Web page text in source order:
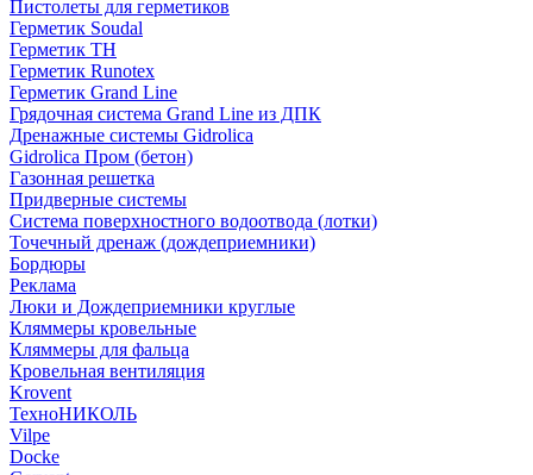
Пистолеты для герметиков
Герметик Soudal
Герметик ТН
Герметик Runotex
Герметик Grand Line
Грядочная система Grand Line из ДПК
Дренажные системы Gidrolica
Gidrolica Пром (бетон)
Газонная решетка
Придверные системы
Система поверхностного водоотвода (лотки)
Точечный дренаж (дождеприемники)
Бордюры
Рекламa
Люки и Дождеприемники круглые
Кляммеры кровельные
Кляммеры для фальца
Кровельная вентиляция
Krovent
ТехноНИКОЛЬ
Vilpe
Docke